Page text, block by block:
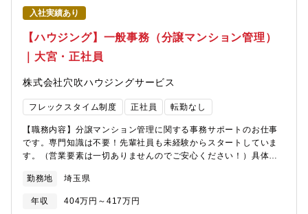
ぶ説明化や研修があります。「分譲マンションとは？」 「マン
ション管理って何をするの？」等業界未経験の方でも理解しやす
い研修になっていますのでご安心ください♪▼キャリア入社説明会
▼約3日間の導入研修▼OJT研修（先輩社員のサポート業務）【働
きやすい環境を目指しています】◎入退室時のチェックシステム
業が発生しないよう労務管理に気を配っています。◎総合職（転
勤あり）ですが、ブロック制度があり決められた12ブロックより
転勤するエリアを選べます。
入社実績あり
【ハウジング】一般事務（分譲マンション管理）
｜大宮・正社員
株式会社穴吹ハウジングサービス
フレックスタイム制度 正社員 転勤なし
【職務内容】分譲マンション管理に関する事務サポートのお仕事
です。専門知識は不要！先輩社員も未経験からスタートしていま
す。（営業要素は一切ありませんのでご安心ください！）具体的
発送・電話応対、来客対応※電話は受付窓口として、取り次ぎを
いたします。不景気に強い【安定業界】である【マンション管
理】の知識を身につけたい方、ご応募お待ちしております！ま
勤務地 埼玉県
年収 404万円～417万円